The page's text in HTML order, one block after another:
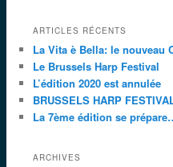
ARTICLES RÉCENTS
La Vita è Bella: le nouveau
Le Brussels Harp Festival
L’édition 2020 est annulée
BRUSSELS HARP
La 7ème édition se
ARCHIVES